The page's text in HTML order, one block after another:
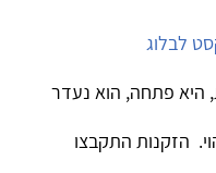
לבלוג
היא פתחה, הוא נעדר
הזקנות התקבצו